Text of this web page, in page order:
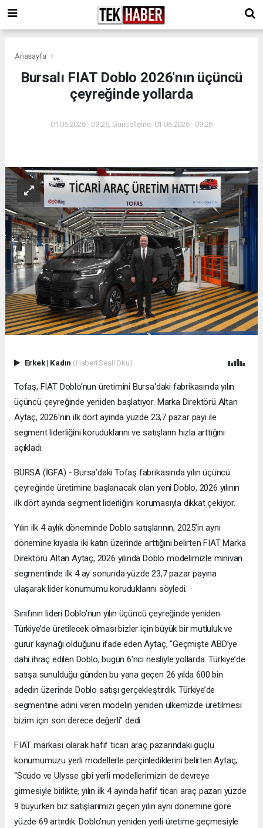
Anasayfa
Bursalı FIAT Doblo 2026'nın üçüncü
çeyreğinde yollarda
01.06.2026 - 09:26, Güncelleme: 01.06.2026 - 09:26
Erkek| Kadın (Haberi Sesli Oku)
Tofaş, FIAT Doblo'nun üretimini Bursa'daki fabrikasında yılın
üçüncü çeyreğinde yeniden başlatıyor. Marka Direktörü Altan
Aytaç, 2026'nın ilk dört ayında yüzde 23,7 pazar payı ile
segment liderliğini koruduklarını ve satışların hızla arttığını
açıkladı.
BURSA (İGFA) - Bursa’daki Tofaş fabrikasında yılın üçüncü
çeyreğinde üretimine başlanacak olan yeni Doblo, 2026 yılının
ilk dört ayında segment liderliğini korumasıyla dikkat çekiyor.
Yılın ilk 4 aylık döneminde Doblo satışlarının, 2025’in aynı
dönemine kıyasla iki katın üzerinde arttığını belirten FIAT Marka
Direktörü Altan Aytaç, 2026 yılında Doblo modelimizle minivan
segmentinde ilk 4 ay sonunda yüzde 23,7 pazar payına
ulaşarak lider konumumu koruduklarını söyledi.
Sınıfının lideri Doblo’nun yılın üçüncü çeyreğinde yeniden
Türkiye’de üretilecek olması bizler için büyük bir mutluluk ve
gurur kaynağı olduğunu ifade eden Aytaç, "Geçmişte ABD’ye
dahi ihraç edilen Doblo, bugün 6'ncı nesliyle yollarda. Türkiye’de
satışa sunulduğu günden bu yana geçen 26 yılda 600 bin
adedin üzerinde Doblo satışı gerçekleştirdik. Türkiye’de
segmentine adını veren modelin yeniden ülkemizde üretilmesi
bizim için son derece değerli” dedi.
FIAT markası olarak hafif ticari araç pazarındaki güçlü
konumumuzu yerli modellerle perçinlediklerini belirten Aytaç,
“Scudo ve Ulysse gibi yerli modellerimizin de devreye
girmesiyle birlikte, yılın ilk 4 ayında hafif ticari araç pazarı yüzde
9 büyürken biz satışlarımızı geçen yılın aynı dönemine göre
yüzde 69 artırdık. Doblo’nun yeniden yerli üretime geçmesiyle